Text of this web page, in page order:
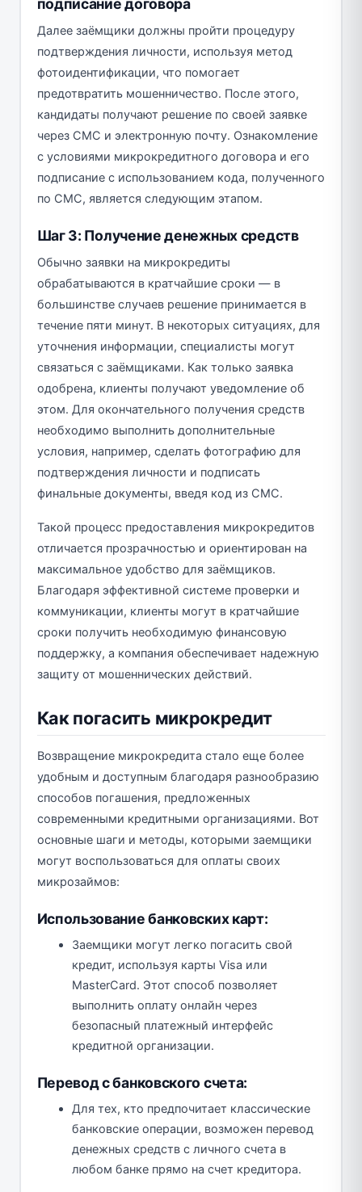
подписание договора
Далее заёмщики должны пройти процедуру
подтверждения личности, используя метод
фотоидентификации, что помогает
предотвратить мошенничество. После этого,
кандидаты получают решение по своей заявке
через СМС и электронную почту. Ознакомление
с условиями микрокредитного договора и его
подписание с использованием кода, полученного
по СМС, является следующим этапом.
Шаг 3: Получение денежных средств
Обычно заявки на микрокредиты
обрабатываются в кратчайшие сроки — в
большинстве случаев решение принимается в
течение пяти минут. В некоторых ситуациях, для
уточнения информации, специалисты могут
связаться с заёмщиками. Как только заявка
одобрена, клиенты получают уведомление об
этом. Для окончательного получения средств
необходимо выполнить дополнительные
условия, например, сделать фотографию для
подтверждения личности и подписать
финальные документы, введя код из СМС.
Такой процесс предоставления микрокредитов
отличается прозрачностью и ориентирован на
максимальное удобство для заёмщиков.
Благодаря эффективной системе проверки и
коммуникации, клиенты могут в кратчайшие
сроки получить необходимую финансовую
поддержку, а компания обеспечивает надежную
защиту от мошеннических действий.
Как погасить микрокредит
Возвращение микрокредита стало еще более
удобным и доступным благодаря разнообразию
способов погашения, предложенных
современными кредитными организациями. Вот
основные шаги и методы, которыми заемщики
могут воспользоваться для оплаты своих
микрозаймов:
Использование банковских карт:
Заемщики могут легко погасить свой
кредит, используя карты Visa или
MasterCard. Этот способ позволяет
выполнить оплату онлайн через
безопасный платежный интерфейс
кредитной организации.
Перевод с банковского счета:
Для тех, кто предпочитает классические
банковские операции, возможен перевод
денежных средств с личного счета в
любом банке прямо на счет кредитора.